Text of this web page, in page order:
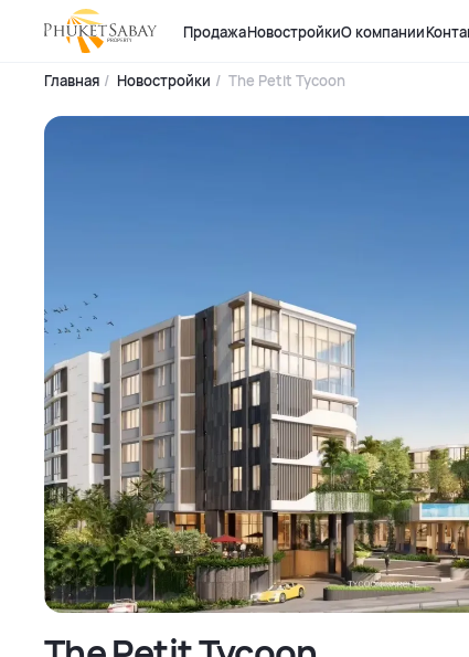
ПродажаНовостройкиО компании
Главная Новостройки The Petit Tycoon